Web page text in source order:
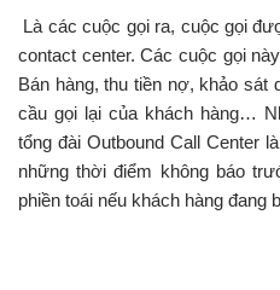
Là các cuộc gọi ra, cuộc gọi
contact center. Các cuộc gọi
Bán hàng, thu tiền nợ, khảo sát
cầu gọi lại của khách hàng…
tổng đài Outbound Call Center
những thời điểm không báo
phiền toái nếu khách hàng đang